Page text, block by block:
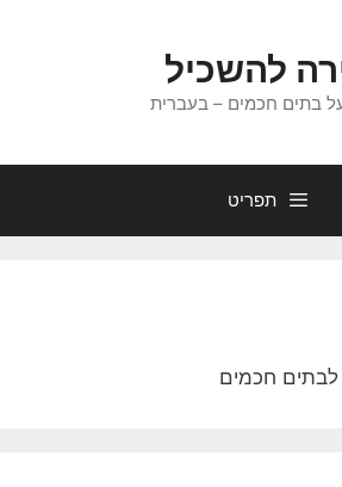
להשכיל
בתים חכמים – בעברית
תפריט
לבתים חכמים